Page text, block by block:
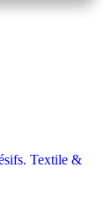
Textile &